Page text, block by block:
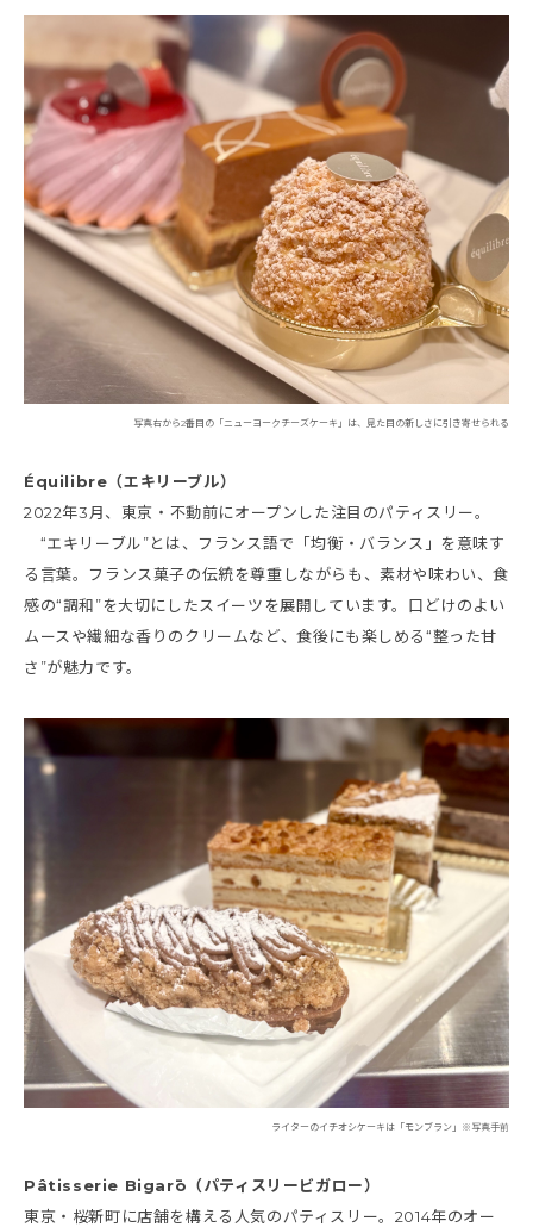
写真右から2番目の「ニューヨークチーズケーキ」は、見た目の新しさに引き寄せられる
Équilibre（エキリーブル）
2022年3月、東京・不動前にオープンした注目のパティスリー。
“エキリーブル”とは、フランス語で「均衡・バランス」を意味す
る言葉。フランス菓子の伝統を尊重しながらも、素材や味わい、食
感の“調和”を大切にしたスイーツを展開しています。口どけのよい
ムースや繊細な香りのクリームなど、食後にも楽しめる“整った甘
さ”が魅力です。
ライターのイチオシケーキは「モンブラン」※写真手前
Pâtisserie Bigarō（パティスリービガロー）
東京・桜新町に店舗を構える人気のパティスリー。2014年のオー